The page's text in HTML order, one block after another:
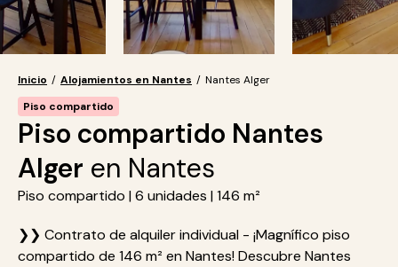
Inicio / Alojamientos en Nantes / Nantes Alger
Piso compartido
Piso compartido Nantes
Alger en Nantes
Piso compartido | 6 unidades | 146 m²
❯❯ Contrato de alquiler individual - ¡Magnífico piso
compartido de 146 m² en Nantes! Descubre Nantes